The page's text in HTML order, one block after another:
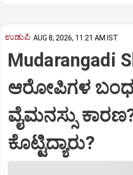
ಉಡುಪಿ AUG 8, 2026, 11:21 AM IST
Mudarangadi
ಆರೋಪಿಗಳ
ವೈಮನಸ್ಸು
ಕೊಟ್ಟಿದ್ಯಾರು?